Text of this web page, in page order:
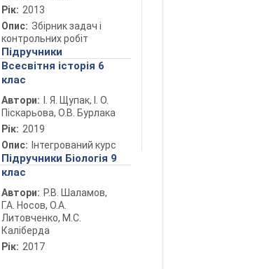
Рік: 2013
Опис: Збірник задач і
контрольних робіт
Підручники
Всесвітня історія 6
клас
Автори:
І. Я. Щупак, І. О.
Піскарьова, О.В. Бурлака
Рік: 2019
Опис: Інтегрований курс
Підручники Біологія 9
клас
Автори: Р.В. Шаламов,
Г.А. Носов, О.А.
Литовченко, М.С.
Каліберда
Рік: 2017